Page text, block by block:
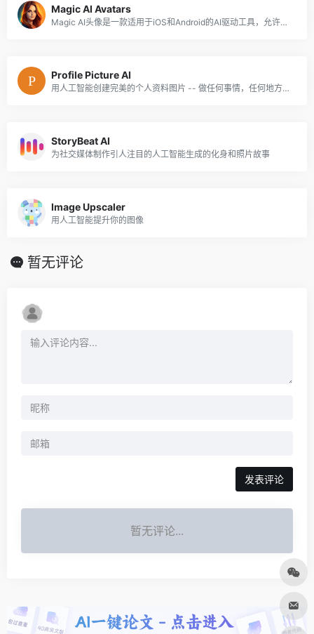
Magic AI Avatars
Magic AI头像是一款适用于iOS和Android的AI驱动工具，允许用户创建定制的头像。
Profile Picture AI
用人工智能创建完美的个人资料图片 -- 做任何事情，任何地方，任何人!
StoryBeat AI
为社交媒体制作引人注目的人工智能生成的化身和照片故事
Image Upscaler
用人工智能提升你的图像
暂无评论
发表评论
暂无评论...